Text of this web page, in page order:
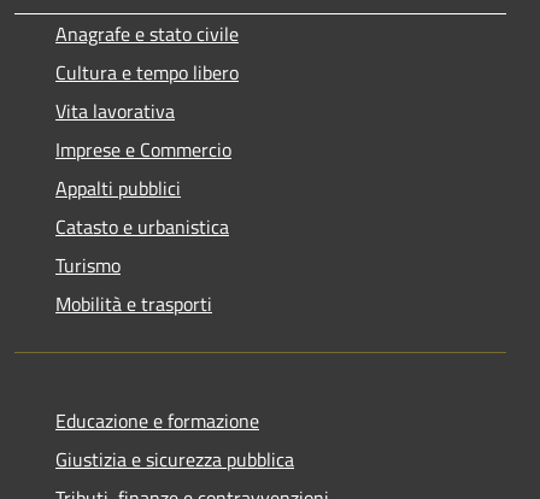
Anagrafe e stato civile
Cultura e tempo libero
Vita lavorativa
Imprese e Commercio
Appalti pubblici
Catasto e urbanistica
Turismo
Mobilità e trasporti
Educazione e formazione
Giustizia e sicurezza pubblica